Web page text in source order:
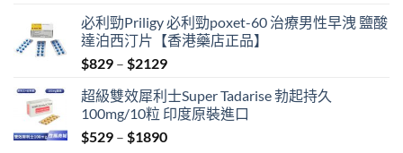
was:
$500.
is:
$399.
必利勁Priligy 必利勁poxet-60 治療男性早洩 鹽酸
達泊西汀片【香港藥店正品】
$829 – $2129Price
$829
through
$2129
超級雙效犀利士Super Tadarise 勃起持久
100mg/10粒 印度原裝進口
$529 – $1890Price